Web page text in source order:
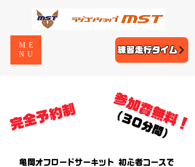
ME
NU
練習走行タイム
​完全予約制 ​参加費無料！
​（３０分間）
亀岡オフロードサーキット 初心者コースで